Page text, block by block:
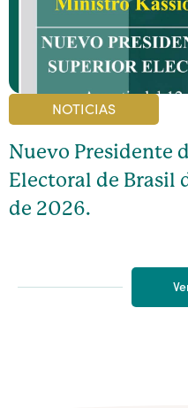
NOTICIAS
Nuevo Presidente
Electoral de Brasil
de 2026.